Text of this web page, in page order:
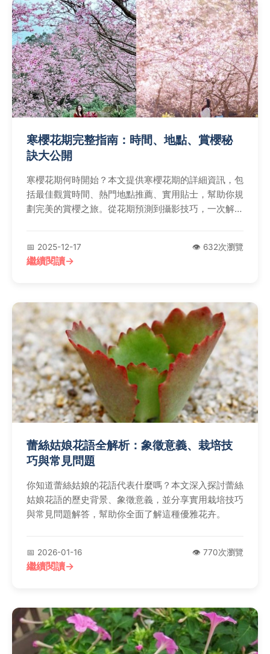
寒櫻花期完整指南：時間、地點、賞櫻秘
訣大公開
寒櫻花期何時開始？本文提供寒櫻花期的詳細資訊，包
括最佳觀賞時間、熱門地點推薦、實用貼士，幫助你規
劃完美的賞櫻之旅。從花期預測到攝影技巧，一次解決
📅 2025-12-17 👁️ 632次瀏覽
繼續閱讀
蕾絲姑娘花語全解析：象徵意義、栽培技
巧與常見問題
你知道蕾絲姑娘的花語代表什麼嗎？本文深入探討蕾絲
姑娘花語的歷史背景、象徵意義，並分享實用栽培技巧
與常見問題解答，幫助你全面了解這種優雅花卉。
📅 2026-01-16 👁️ 770次瀏覽
繼續閱讀